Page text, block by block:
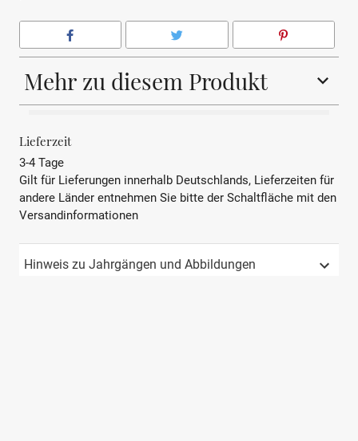
Mehr zu diesem Produkt
REBSORTE
Sauvignon
JAHRGANG
PRÄDIKAT AOP
Lieferzeit
3-4 Tage
Gilt für Lieferungen innerhalb Deutschlands, Lieferzeiten für
andere Länder entnehmen Sie bitte der Schaltfläche mit den
Versandinformationen
Hinweis zu Jahrgängen und Abbildungen